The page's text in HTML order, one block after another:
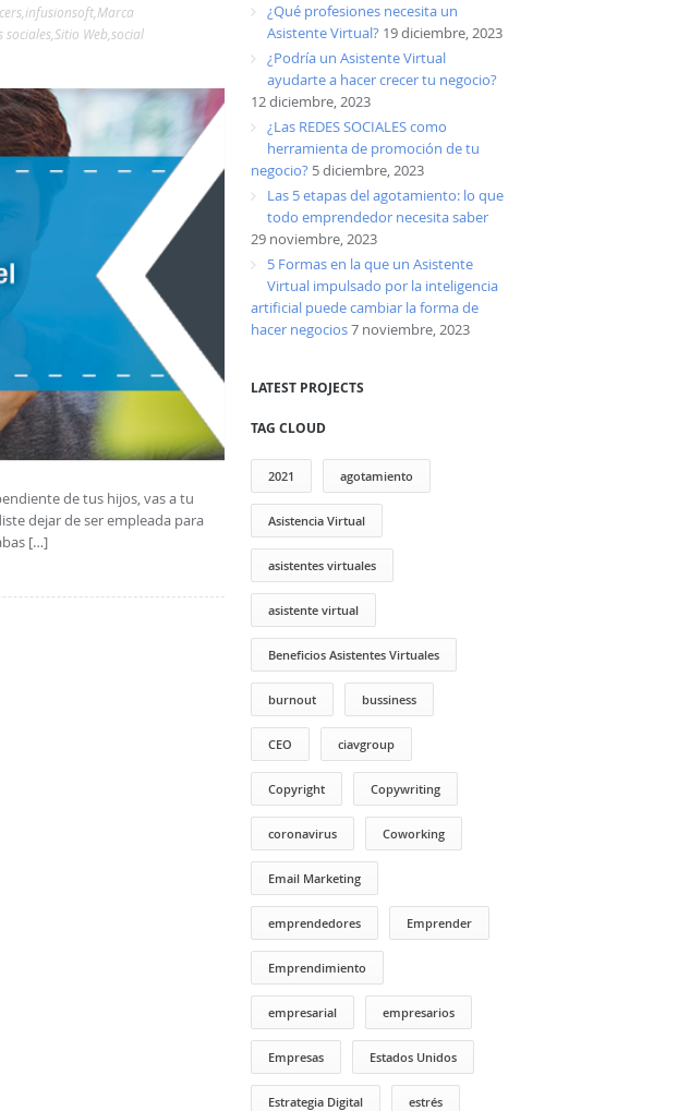
infusionsoft Marca
sociales Sitio Web social
de tus hijos, vas a tu
dejar de ser empleada para
[…]
¿Qué profesiones necesita un
Asistente Virtual? 19 diciembre, 2023
¿Podría un Asistente Virtual
ayudarte a hacer crecer tu negocio?
12 diciembre, 2023
¿Las REDES SOCIALES como
herramienta de promoción de tu
negocio? 5 diciembre, 2023
Las 5 etapas del agotamiento: lo que
todo emprendedor necesita saber
29 noviembre, 2023
5 Formas en la que un Asistente
Virtual impulsado por la inteligencia
artificial puede cambiar la forma de
hacer negocios7 noviembre, 2023
LATEST PROJECTS
TAG CLOUD
2021 agotamiento
Asistencia Virtual
asistentes virtuales
asistente virtual
Beneficios Asistentes Virtuales
burnout bussiness
CEO ciavgroup
Copyright Copywriting
coronavirus Coworking
Email Marketing
emprendedores Emprender
Emprendimiento
empresarial empresarios
Empresas Estados Unidos
Estrategia Digital estrés